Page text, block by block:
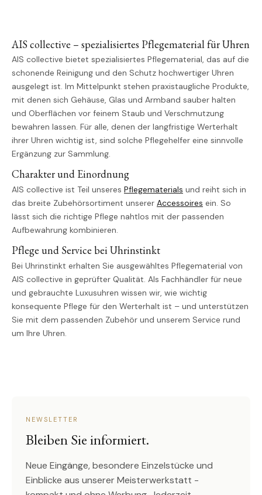
AIS collective – spezialisiertes Pflegematerial für Uhren
AIS collective bietet spezialisiertes Pflegematerial, das auf die
schonende Reinigung und den Schutz hochwertiger Uhren
ausgelegt ist. Im Mittelpunkt stehen praxistaugliche Produkte,
mit denen sich Gehäuse, Glas und Armband sauber halten
und Oberflächen vor feinem Staub und Verschmutzung
bewahren lassen. Für alle, denen der langfristige Werterhalt
ihrer Uhren wichtig ist, sind solche Pflegehelfer eine sinnvolle
Ergänzung zur Sammlung.
Charakter und Einordnung
AIS collective ist Teil unseres Pflegematerials und reiht sich in
das breite Zubehörsortiment unserer Accessoires ein. So
lässt sich die richtige Pflege nahtlos mit der passenden
Aufbewahrung kombinieren.
Pflege und Service bei Uhrinstinkt
Bei Uhrinstinkt erhalten Sie ausgewähltes Pflegematerial von
AIS collective in geprüfter Qualität. Als Fachhändler für neue
und gebrauchte Luxusuhren wissen wir, wie wichtig
konsequente Pflege für den Werterhalt ist – und unterstützen
Sie mit dem passenden Zubehör und unserem Service rund
um Ihre Uhren.
NEWSLETTER
Bleiben Sie informiert.
Neue Eingänge, besondere Einzelstücke und
Einblicke aus unserer Meisterwerkstatt -